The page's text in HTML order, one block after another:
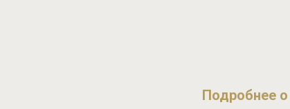
Подробнее